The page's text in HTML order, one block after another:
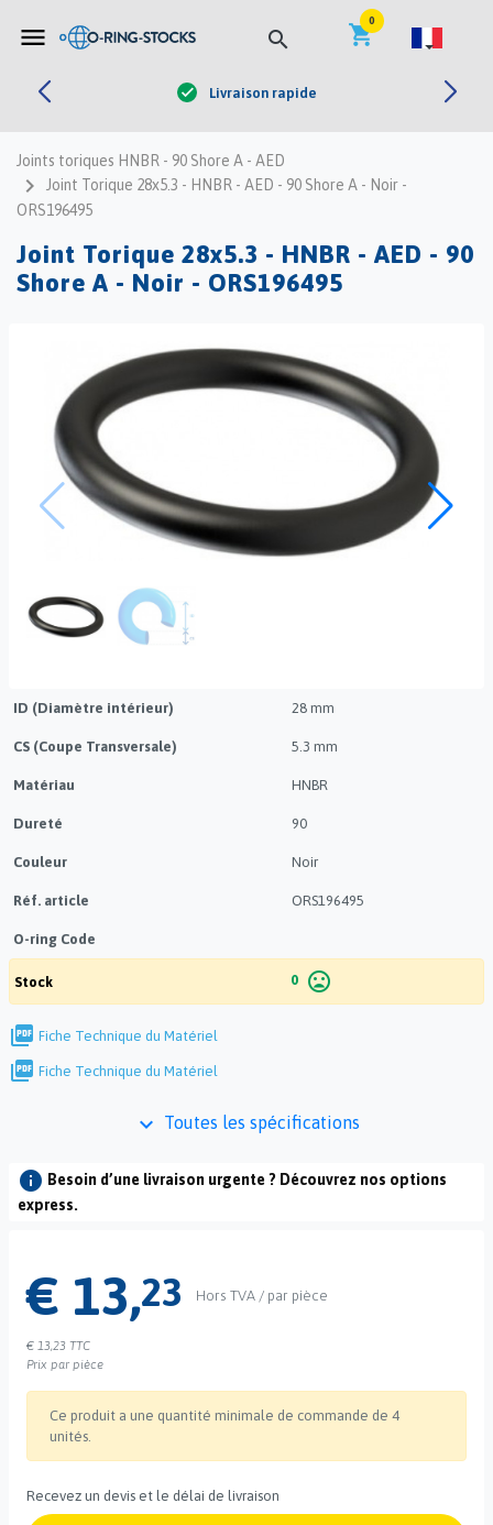
menu search shopping_cart
0
check Livraison rapide
Joints toriques HNBR - 90 Shore A - AED
navigate_next
Joint Torique 28x5.3 - HNBR - AED - 90 Shore A - Noir -
ORS196495
Joint Torique 28x5.3 - HNBR - AED - 90
Shore A - Noir - ORS196495


ID (Diamètre intérieur) 28 mm
CS (Coupe Transversale) 5.3 mm
Matériau HNBR
Dureté 90
Couleur Noir
Réf. article ORS196495
O-ring Code
Stock 0 mood_bad
picture_as_pdf Fiche Technique du Matériel
picture_as_pdf Fiche Technique du Matériel
keyboard_arrow_down Toutes les spécifications
info Besoin d’une livraison urgente ? Découvrez nos options
express.
€ 13,23 Hors TVA / par pièce
€ 13,23 TTC
Prix par pièce
Ce produit a une quantité minimale de commande de 4
unités.
Recevez un devis et le délai de livraison